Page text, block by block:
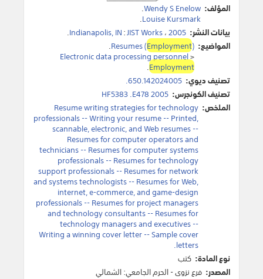
المؤلف: Wendy S Enelow
.
Louise Kursmark
.
بيانات النشر:
Indianapolis, IN:JIST Works،2005
.
المواضيع:
Resumes (Employment)
.
Electronic data processing personnel>
Employment
.
تصنيف ديوي: 650.142024005.
تصنيف الكونجرس: HF5383 .E478 2005
الملخص: Resume writing strategies for technology
professionals -- Writing your resume -- Printed,
scannable, electronic, and Web resumes --
Resumes for computer operators and
technicians -- Resumes for computer systems
professionals -- Resumes for technology
support professionals -- Resumes for network
and systems technologists -- Resumes for Web,
internet, e-commerce, and game-design
professionals -- Resumes for project managers
and technology consultants -- Resumes for
technology managers and executives --
Writing a winning cover letter -- Sample cover
letters.
نوع المادة: كتب
المصدر: فرع نزوى - الحرم الجامعي: الشمالي